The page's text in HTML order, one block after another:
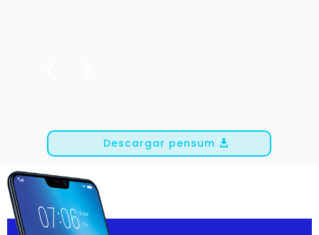
Descargar pensum